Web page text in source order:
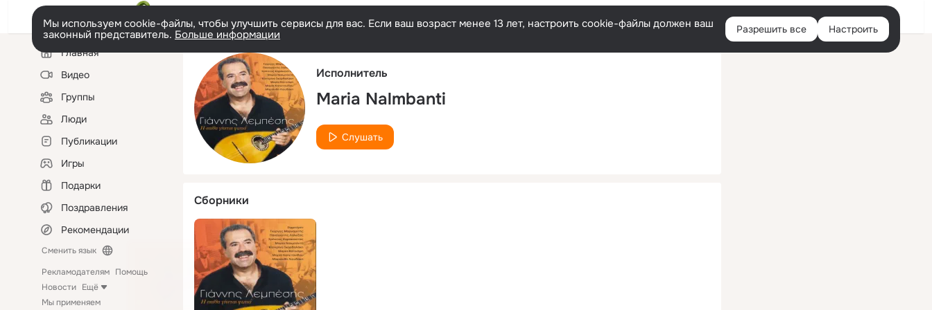
Русский Войти
Мы используем cookie-файлы, чтобы улучшить сервисы для вас. Если ваш возраст менее 13 лет, настроить cookie-файлы должен ваш
законный представитель. Больше информации Разрешить все Настроить
Левая
колонкаГлавная
Видео
Группы
Люди
Публикации
Игры
Подарки
Поздравления
Рекомендации
Сменить язык
Рекламодателям Помощь
Новости Ещё
Мы применяем
Исполнитель
Maria Nalmbanti
Слушать
Сборники